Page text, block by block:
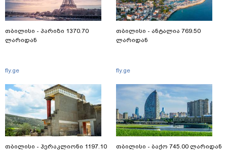
თბილისი - პარიზი 1370.70
ლარიდან
fly.ge
თბილისი - ჰერაკლიონი 1197.10
თბილისი - ანტალია 769.50
ლარიდან
fly.ge
თბილისი - ბაქო 745.00 ლარიდან